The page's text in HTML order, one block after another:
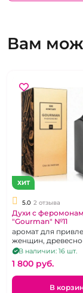
Вам
ХИТ
5.0 2 отзыва
Духи с
"Gourman" №11
аромат для
женщин,
100 мл
В наличии: 16 шт.
1 800 pуб.
В